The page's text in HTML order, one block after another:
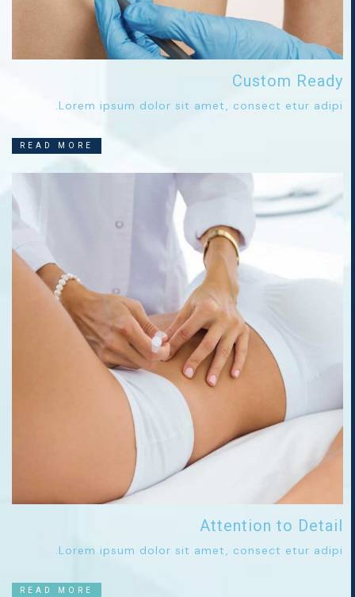
Custom Ready
Lorem ipsum dolor sit amet, consect etur adipi.
READ MORE
Attention to Detail
Lorem ipsum dolor sit amet, consect etur adipi.
READ MORE